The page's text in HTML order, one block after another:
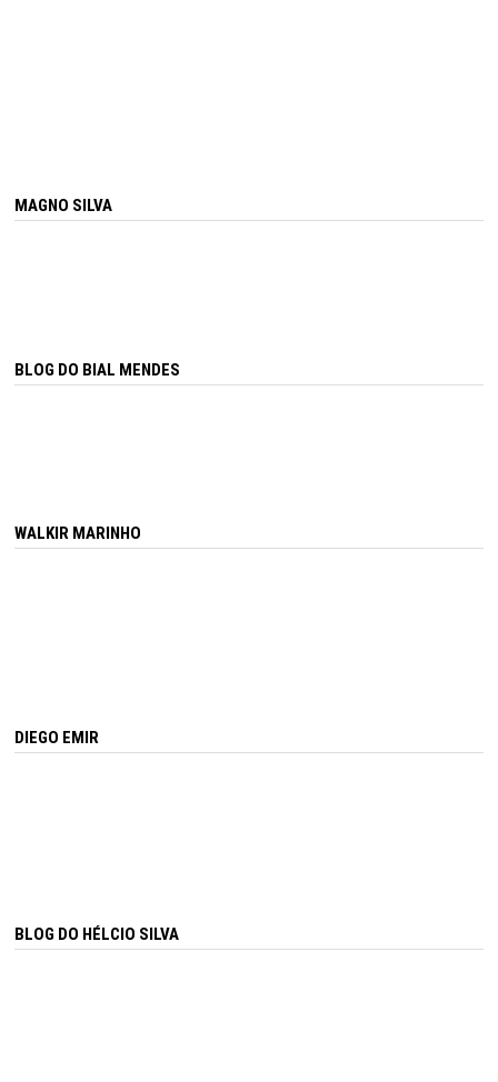
MAGNO SILVA
BLOG DO BIAL MENDES
WALKIR MARINHO
DIEGO EMIR
BLOG DO HÉLCIO SILVA